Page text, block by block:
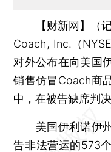
【财新网】（
Coach, Inc.（
对外公布在向美国
销售仿冒Coach商
中，在被告缺席判
美国伊利诺伊州
告非法营运的573